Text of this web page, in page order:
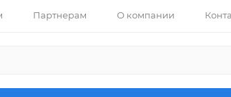
Партнерам О компании